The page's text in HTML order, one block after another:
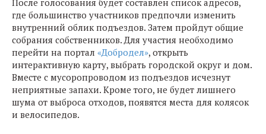
После голосования будет составлен список адресов,
где большинство участников предпочли изменить
внутренний облик подъездов. Затем пройдут общие
собрания собственников. Для участия необходимо
перейти на портал «Добродел», открыть
интерактивную карту, выбрать городской округ и дом.
Вместе с мусоропроводом из подъездов исчезнут
неприятные запахи. Кроме того, не будет лишнего
шума от выброса отходов, появятся места для колясок
и велосипедов.